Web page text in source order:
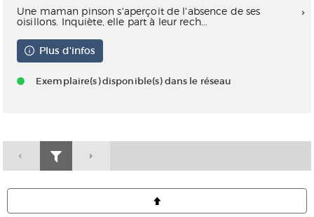
Une maman pinson s'aperçoit de l'absence de ses
oisillons. Inquiète, elle part à leur rech...
Plus d'infos
Exemplaire(s) disponible(s) dans le réseau